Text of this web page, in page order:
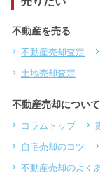
不動産を売る
不動産売却査定
土地売却査定
不動産売却につい
コラムトップ
自宅売却のコツ
不動産売却のよく